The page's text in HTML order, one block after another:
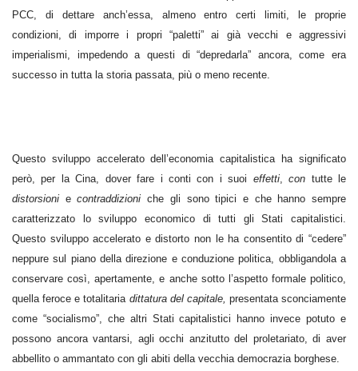
PCC, di dettare anch’essa, almeno entro certi limiti, le proprie
condizioni, di imporre i propri “paletti” ai già vecchi e aggressivi
imperialismi, impedendo a questi di “depredarla” ancora, come era
successo in tutta la storia passata, più o meno recente.
Questo sviluppo accelerato dell’economia capitalistica ha significato
però, per la Cina, dover fare i conti con i suoi effetti,con tutte le
distorsioni econtraddizioni che gli sono tipici e che hanno sempre
caratterizzato lo sviluppo economico di tutti gli Stati capitalistici.
Questo sviluppo accelerato e distorto non le ha consentito di “cedere”
neppure sul piano della direzione e conduzione politica, obbligandola a
conservare così, apertamente, e anche sotto l’aspetto formale politico,
quella feroce e totalitaria dittatura del capitale, presentata sconciamente
come “socialismo”, che altri Stati capitalistici hanno invece potuto e
possono ancora vantarsi, agli occhi anzitutto del proletariato, di aver
abbellito o ammantato con gli abiti della vecchia democrazia borghese.